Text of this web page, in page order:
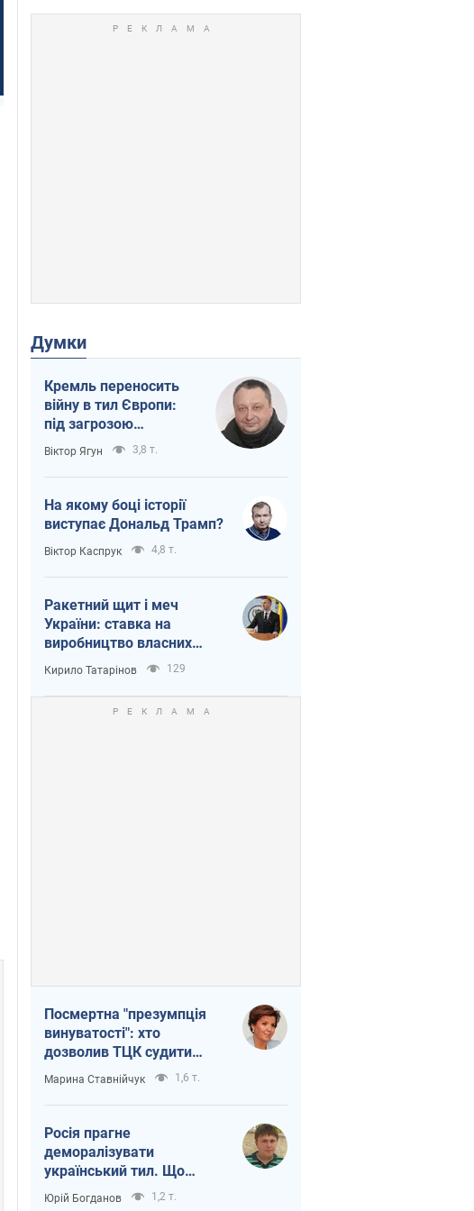
Думки
Кремль переносить
війну в тил Європи:
під загрозою
критична логістика
Віктор Ягун 3,8 т.
На якому боці історії
виступає Дональд Трамп?
Віктор Каспрук 4,8 т.
Ракетний щит і меч
України: ставка на
виробництво власних
ракет
Кирило Татарінов 129
Посмертна "презумпція
винуватості": хто
дозволив ТЦК судити
загиблих захисників
Марина Ставнійчук 1,6 т.
Росія прагне
деморалізувати
український тил. Що
варто собі нагадати
Юрій Богданов 1,2 т.